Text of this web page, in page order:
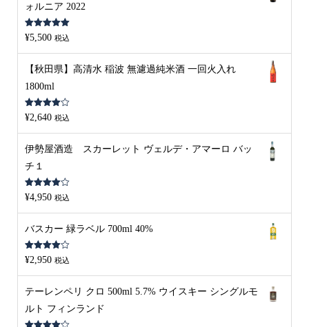
ォルニア 2022
5段階中 5.00
の評価
¥5,500 税込
【秋田県】高清水 稲波 無濾過純米酒 一回火入れ
1800ml
5段階中
4.00の評
¥2,640 税込
伊勢屋酒造 スカーレット ヴェルデ・アマーロ バッ
チ１
5段階中
4.00の評
¥4,950 税込
バスカー 緑ラベル 700ml 40%
5段階中
4.00の評
¥2,950 税込
テーレンペリ クロ 500ml 5.7% ウイスキー シングルモ
ルト フィンランド